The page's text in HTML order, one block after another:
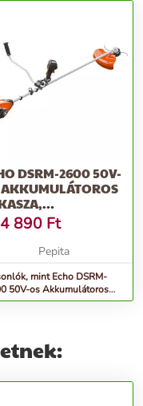
DSRM-2600 50V-
890 Ft
Pepita
mint Echo DSRM-
50V-os Akkumulátoros
Akkumulátor nélkül